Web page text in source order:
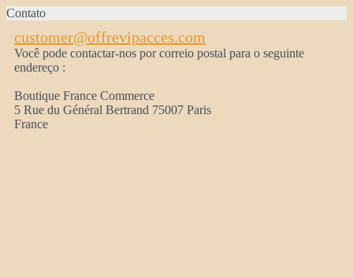
Contato
customer@offrevipacces.com
Você pode contactar-nos por correio postal para o seguinte
endereço :
Boutique France Commerce
5 Rue du Général Bertrand 75007 Paris
France